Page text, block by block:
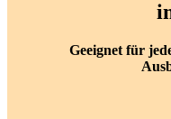
Geeignet für